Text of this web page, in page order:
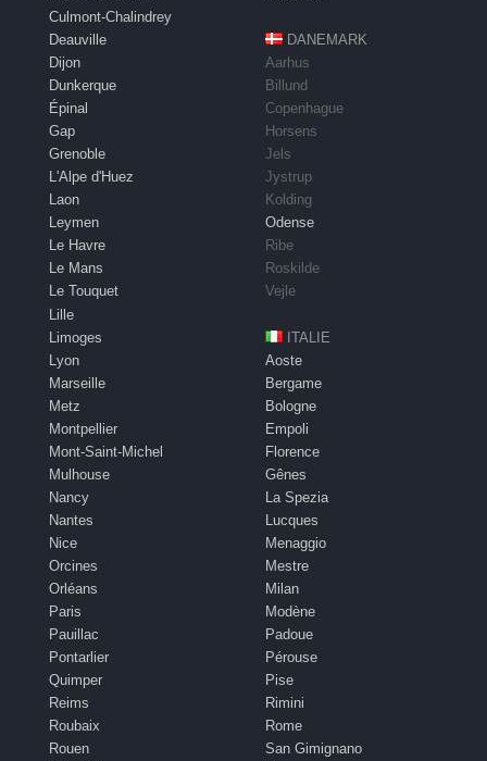
Culmont-Chalindrey
Deauville
Dijon
Dunkerque
Épinal
Gap
Grenoble
L'Alpe d'Huez
Laon
Leymen
Le Havre
Le Mans
Le Touquet
Lille
Limoges
Lyon
Marseille
Metz
Montpellier
Mont-Saint-Michel
Mulhouse
Nancy
Nantes
Nice
Orcines
Orléans
Paris
Pauillac
Pontarlier
Quimper
Reims
Roubaix
Rouen
DANEMARK
Aarhus
Billund
Copenhague
Horsens
Jels
Jystrup
Kolding
Odense
Ribe
Roskilde
Vejle
ITALIE
Aoste
Bergame
Bologne
Empoli
Florence
Gênes
La Spezia
Lucques
Menaggio
Mestre
Milan
Modène
Padoue
Pérouse
Pise
Rimini
Rome
San Gimignano